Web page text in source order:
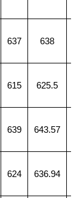
637 638
615 625.5
639 643.57
624 636.94